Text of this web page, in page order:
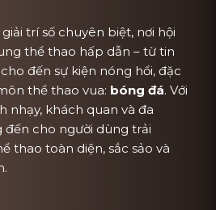
trí số chuyên biệt, nơi hội
thể thao hấp dẫn – từ tin
đến sự kiện nóng hổi, đặc
thể thao vua: bóng đá. Với
nhạy, khách quan và đa
đến cho người dùng trải
thao toàn diện, sắc sảo và